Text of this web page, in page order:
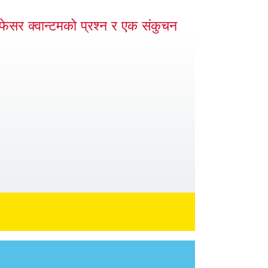
क्वान्टमको प्रश्न र एक संकुचन